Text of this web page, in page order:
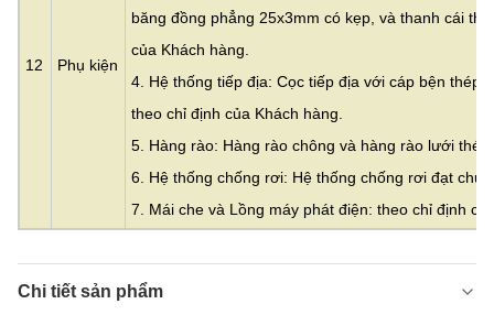
12 Phụ kiện
băng đồng phẳng 25x3mm có kẹp, và thanh cái
của Khách hàng.
4. Hệ thống tiếp địa: Cọc tiếp địa với cáp bện thép
theo chỉ định của Khách hàng.
5. Hàng rào: Hàng rào chông và hàng rào lưới
6. Hệ thống chống rơi: Hệ thống chống rơi đạt
7. Mái che và Lồng máy phát điện: theo chỉ định
Chi tiết sản phẩm